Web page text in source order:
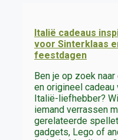
Italië cadeaus
voor Sinterklaas
feestdagen
Ben je op zoek naar
en origineel cadeau
Italië-liefhebber?
iemand verrassen
gerelateerde
gadgets, Lego of